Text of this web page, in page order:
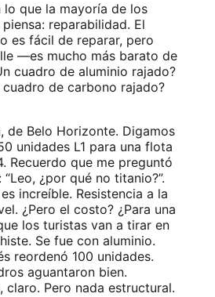
lo que la mayoría de los
reparabilidad. El
es fácil de reparar, pero
—es mucho más barato de
cuadro de aluminio rajado?
cuadro de carbono rajado?
de Belo Horizonte. Digamos
unidades L1 para una flota
Recuerdo que me preguntó
¿por qué no titanio?”.
increíble. Resistencia a la
¿Pero el costo? ¿Para una
los turistas van a tirar en
Se fue con aluminio.
reordenó 100 unidades.
aguantaron bien.
claro. Pero nada estructural.